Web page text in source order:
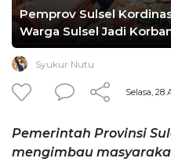
Pemprov Sulsel
Warga Sulsel Jadi
Syukur Nutu
Selasa, 28
Pemerintah Provinsi
mengimbau